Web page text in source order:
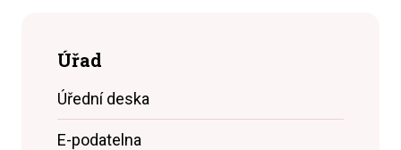
Úřad
Úřední deska
E-podatelna